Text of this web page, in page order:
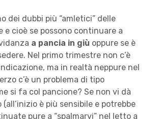
dei dubbi più “amletici” delle
e cioè se possono continuare a
a pancia in giù oppure se è
Nel primo trimestre non c’è
ma in realtà neppure nel
c’è un problema di tipo
si fa col pancione? Se non vi dà
è più sensibile e potrebbe
pure a “spalmarvi” nel letto a